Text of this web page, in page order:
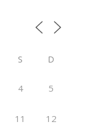
S D
4 5
11 12